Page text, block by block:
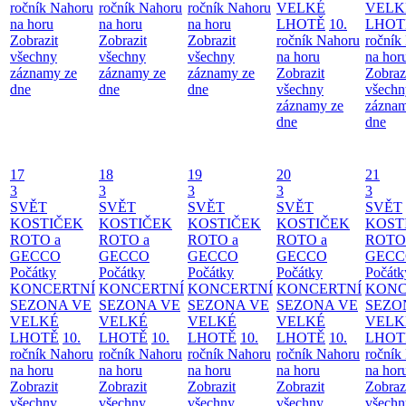
ročník Nahoru
na horu
Zobrazit
všechny
záznamy ze
dne
ročník Nahoru
na horu
Zobrazit
všechny
záznamy ze
dne
ročník Nahoru
na horu
Zobrazit
všechny
záznamy ze
dne
VELKÉ
LHOTĚ 10.
ročník Nahoru
na horu
Zobrazit
všechny
záznamy ze
dne
ročník
na
dne
17
3
SVĚT
KOSTIČEK
ROTO a
GECCO
Počátky
KONCERTNÍ
SEZONA VE
VELKÉ
LHOTĚ 10.
ročník Nahoru
na horu
Zobrazit
18
3
SVĚT
KOSTIČEK
ROTO a
GECCO
Počátky
KONCERTNÍ
SEZONA VE
VELKÉ
LHOTĚ 10.
ročník Nahoru
na horu
Zobrazit
19
3
SVĚT
KOSTIČEK
ROTO a
GECCO
Počátky
KONCERTNÍ
SEZONA VE
VELKÉ
LHOTĚ 10.
ročník Nahoru
na horu
Zobrazit
20
3
SVĚT
KOSTIČEK
ROTO a
GECCO
Počátky
KONCERTNÍ
SEZONA VE
VELKÉ
LHOTĚ 10.
ročník Nahoru
na horu
Zobrazit
21
3
SVĚT
ročník
na